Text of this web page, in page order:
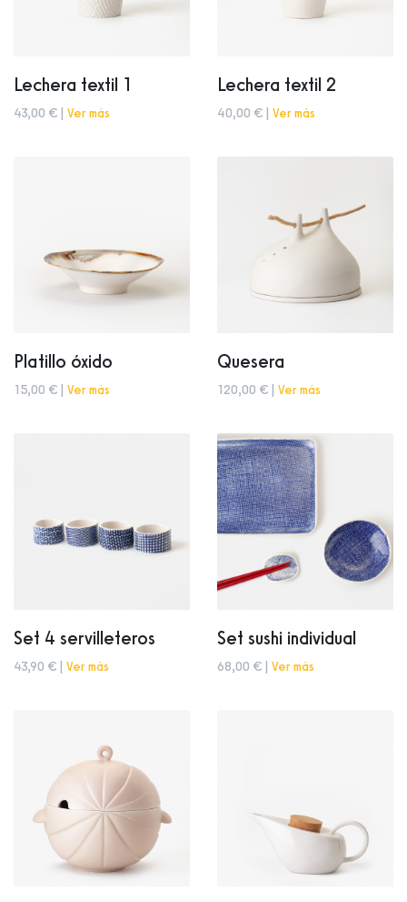
Lechera textil 1
43,00 € | Ver más
Lechera textil 2
40,00 € | Ver más
Platillo óxido
15,00 € | Ver más
Quesera
120,00 € | Ver más
Set 4 servilleteros
43,90 € | Ver más
Set sushi individual
68,00 € | Ver más